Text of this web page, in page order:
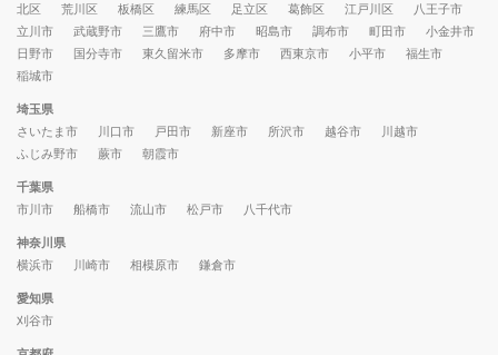
北区
荒川区 板橋区 練馬区 足立区 葛飾区 江戸川区
八王子市
立川市
武蔵野市 三鷹市 府中市 昭島市 調布市 町田市
小金井市
日野市
国分寺市 東久留米市 多摩市 西東京市 小平市
福生市
稲城市
埼玉県
さいたま市
川口市 戸田市 新座市 所沢市 越谷市
川越市
ふじみ野市
蕨市 朝霞市
千葉県
市川市
船橋市 流山市 松戸市 八千代市
神奈川県
横浜市
川崎市 相模原市 鎌倉市
愛知県
刈谷市